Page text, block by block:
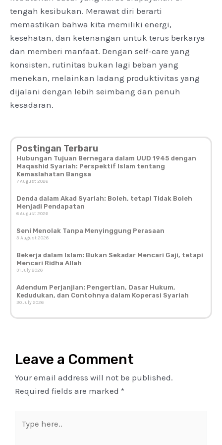
tengah kesibukan. Merawat diri berarti
memastikan bahwa kita memiliki energi,
kesehatan, dan ketenangan untuk terus berkarya
dan memberi manfaat. Dengan self-care yang
konsisten, rutinitas bukan lagi beban yang
menekan, melainkan ladang produktivitas yang
dijalani dengan lebih seimbang dan penuh
kesadaran.
Postingan Terbaru
Hubungan Tujuan Bernegara dalam UUD 1945 dengan
Maqashid Syariah: Perspektif Islam tentang
Kemaslahatan Bangsa
7 August 2026
Denda dalam Akad Syariah: Boleh, tetapi Tidak Boleh
Menjadi Pendapatan
6 August 2026
Seni Menolak Tanpa Menyinggung Perasaan
3 August 2026
Bekerja dalam Islam: Bukan Sekadar Mencari Gaji, tetapi
Mencari Ridha Allah
31 July 2026
Adendum Perjanjian: Pengertian, Dasar Hukum,
Kedudukan, dan Contohnya dalam Koperasi Syariah
30 July 2026
Leave a Comment
Your email address will not be published.
Required fields are marked *